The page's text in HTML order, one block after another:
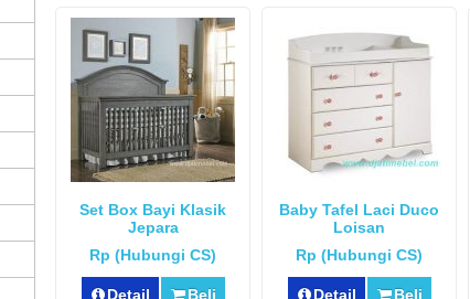
Set Box Bayi Klasik
Jepara
Rp (Hubungi CS)
Detail Beli
Baby Tafel Laci Duco
Loisan
Rp (Hubungi CS)
Detail Beli